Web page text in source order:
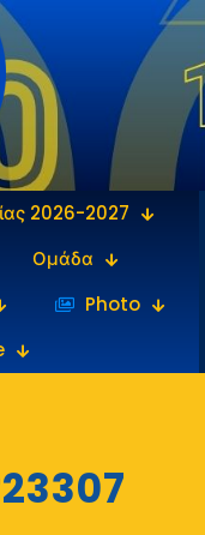
2026-2027
Ομάδα
‎‏‏‎ ‎Photo